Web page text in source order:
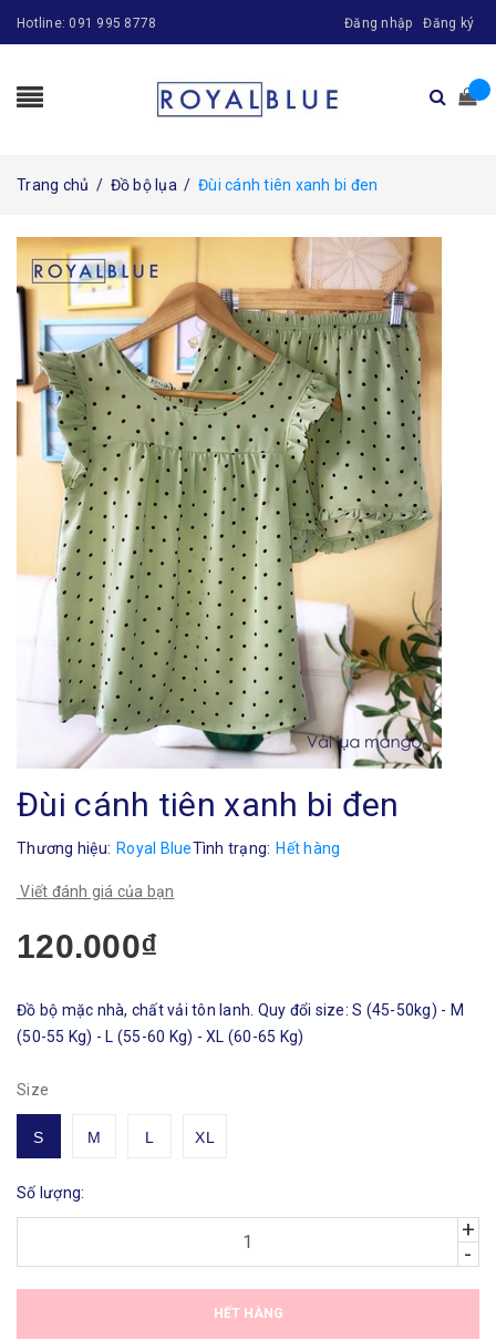
Hotline: 091 995 8778 Đăng nhập Đăng ký
Trang chủ / Đồ bộ lụa / Đùi cánh tiên xanh bi đen
Đùi cánh tiên xanh bi đen
Thương hiệu: Royal BlueTình trạng: Hết hàng
Viết đánh giá của bạn
120.000₫
Đồ bộ mặc nhà, chất vải tôn lanh. Quy đổi size: S (45-50kg) - M
(50-55 Kg) - L (55-60 Kg) - XL (60-65 Kg)
Size
S M L XL
Số lượng:
+
-
HẾT HÀNG